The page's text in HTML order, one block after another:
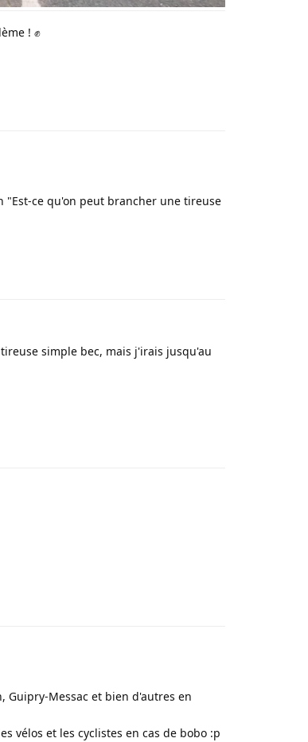
! ✊
"Est-ce qu'on peut brancher une tireuse
simple bec, mais j'irais jusqu'au
Guipry-Messac et bien d'autres en
vélos et les cyclistes en cas de bobo :p